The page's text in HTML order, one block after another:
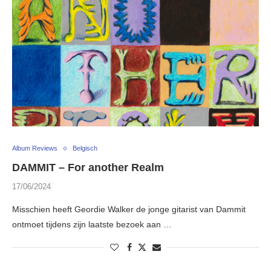
Album Reviews Belgisch
DAMMIT – For another Realm
17/06/2024
Misschien heeft Geordie Walker de jonge gitarist van Dammit
ontmoet tijdens zijn laatste bezoek aan …